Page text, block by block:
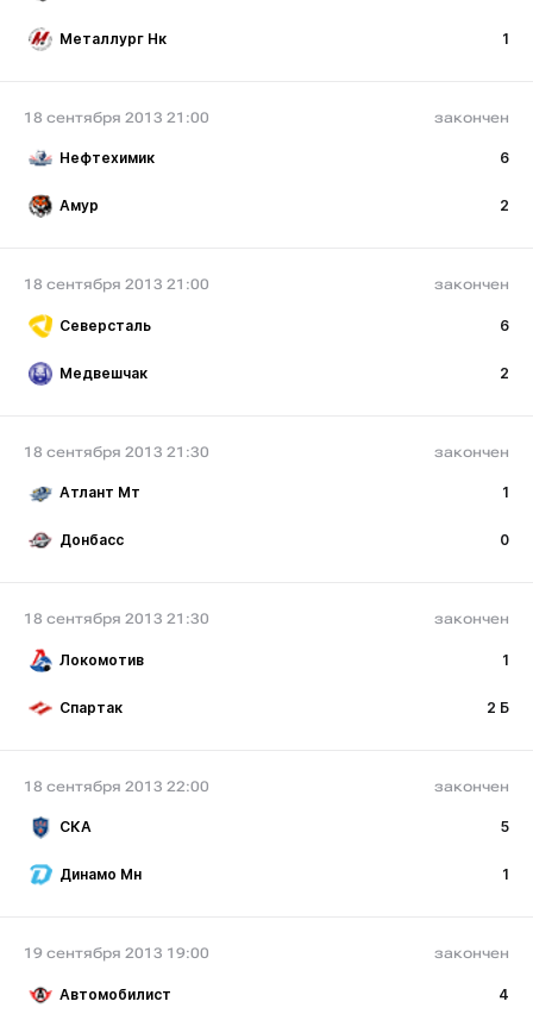
Металлург Нк 1
18 сентября 2013 21:00 закончен
Нефтехимик 6
Амур 2
18 сентября 2013 21:00 закончен
Северсталь 6
Медвешчак 2
18 сентября 2013 21:30 закончен
Атлант Мт 1
Донбасс 0
18 сентября 2013 21:30 закончен
Локомотив 1
Спартак 2 Б
18 сентября 2013 22:00 закончен
СКА 5
Динамо Мн 1
19 сентября 2013 19:00 закончен
Автомобилист 4